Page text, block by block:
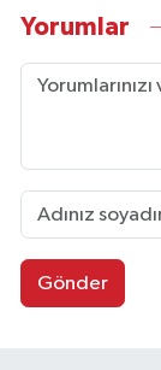
Yorumlar
Gönder